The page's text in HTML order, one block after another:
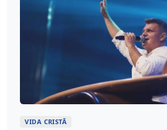
VIDA CRISTÃ